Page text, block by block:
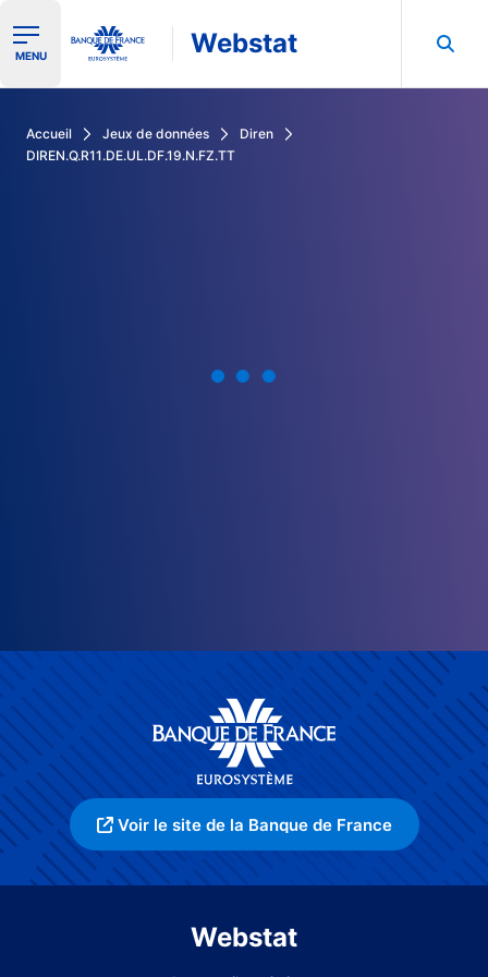
Ouvrir le menu de navigation
MENU Webstat
Accueil Jeux de données
Diren
DIREN.Q.R11.DE.UL.DF.19.N.FZ.TT
Voir le site de la Banque de France
Webstat